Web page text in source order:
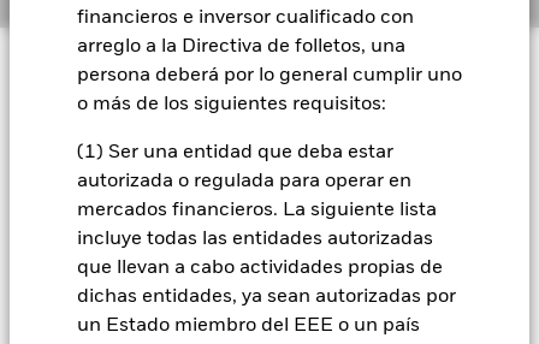
financieros e inversor cualificado con
arreglo a la Directiva de folletos, una
persona deberá por lo general cumplir uno
o más de los siguientes requisitos:
(1) Ser una entidad que deba estar
autorizada o regulada para operar en
mercados financieros. La siguiente lista
incluye todas las entidades autorizadas
que llevan a cabo actividades propias de
dichas entidades, ya sean autorizadas por
un Estado miembro del EEE o un país
Filosofía de inversión
Este Fondo tiene por objetivo conseguir una rentabilidad de
del capital y rendimientos en los activos del Fondo que
refleje la rentabilidad del mercado de renta variable de los
variable (como acciones) cotizados y negociados en
mercados regulados de los Estados Unidos, así como en
instrumentos financieros derivados (IFD) (es decir,
inversiones cuyos precios se basan en uno o más activos
subyacentes), incluidos contratos de futuros cotizados en el